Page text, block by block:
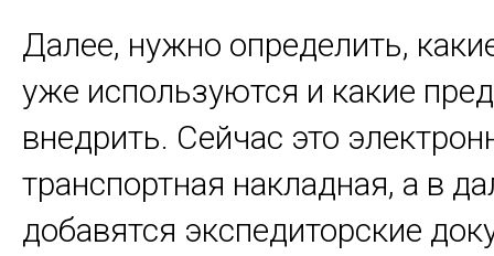
Далее, нужно определить,
уже используются и какие
внедрить. Сейчас это
транспортная накладная, а в
добавятся экспедиторские